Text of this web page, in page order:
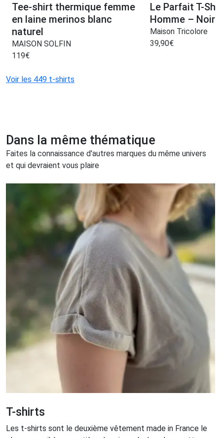
Tee-shirt thermique femme
en laine merinos blanc
naturel
MAISON SOLFIN
119€
Le Parfait T-
Homme – Noir
Maison Tricolore
39,90€
Voir les 449 t-shirts
Dans la même thématique
Faites la connaissance d'autres marques du même univers
et qui devraient vous plaire
T-shirts
Les t-shirts sont le deuxième vêtement made in France le